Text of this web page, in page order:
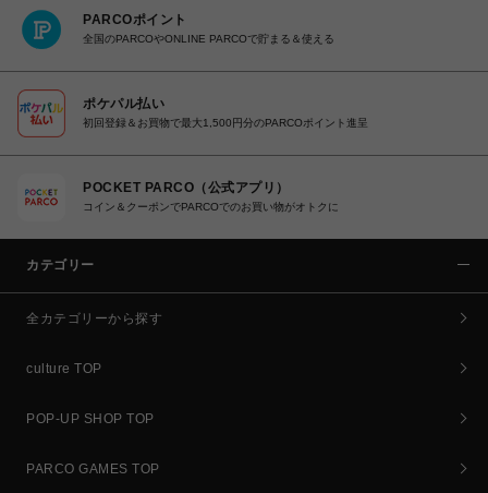
PARCOポイント
全国のPARCOやONLINE PARCOで貯まる＆使える
ポケパル払い
初回登録＆お買物で最大1,500円分のPARCOポイント進呈
POCKET PARCO（公式アプリ）
コイン＆クーポンでPARCOでのお買い物がオトクに
カテゴリー
全カテゴリーから探す
culture TOP
POP-UP SHOP TOP
PARCO GAMES TOP